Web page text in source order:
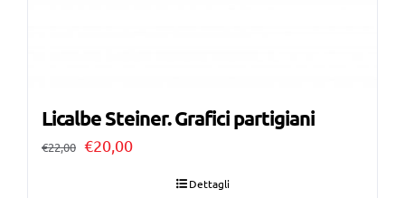
Licalbe Steiner. Grafici partigiani
€22,00 Il
€20,00Il
prezzo
Dettagli